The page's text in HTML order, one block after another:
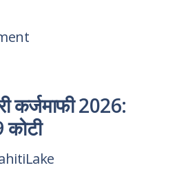
कर्जमाफी 2026:
कोटी